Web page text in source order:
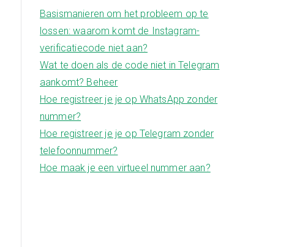
Basismanieren om het probleem op te
lossen: waarom komt de Instagram-
verificatiecode niet aan?
Wat te doen als de code niet in Telegram
aankomt? Beheer
Hoe registreer je je op WhatsApp zonder
nummer?
Hoe registreer je je op Telegram zonder
telefoonnummer?
Hoe maak je een virtueel nummer aan?